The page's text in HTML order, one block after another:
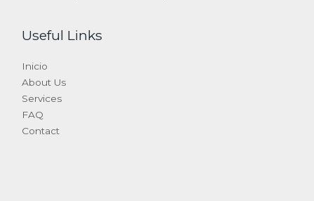
Useful Links
Inicio
About Us
Services
FAQ
Contact